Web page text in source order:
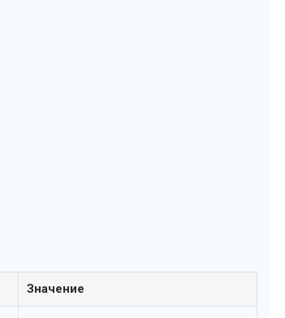
Значение